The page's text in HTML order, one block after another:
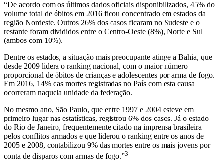
“De acordo com os últimos dados oficiais disponibilizados, 45% do
volume total de óbitos em 2016 ficou concentrado em estados da
região Nordeste. Outros 26% dos casos ficaram no Sudeste e o
restante foram divididos entre o Centro-Oeste (8%), Norte e Sul
(ambos com 10%).
Dentre os estados, a situação mais preocupante atinge a Bahia, que
desde 2009 lidera o ranking nacional, com o maior número
proporcional de óbitos de crianças e adolescentes por arma de fogo.
Em 2016, 14% das mortes registradas no País com esta causa
ocorreram naquela unidade da federação.
No mesmo ano, São Paulo, que entre 1997 e 2004 esteve em
primeiro lugar nas estatísticas, registrou 6% dos casos. Já o estado
do Rio de Janeiro, frequentemente citado na imprensa brasileira
pelos conflitos armados e que liderou o ranking entre os anos de
2005 e 2008, contabilizou 9% das mortes entre os mais jovens por
conta de disparos com armas de fogo.”3